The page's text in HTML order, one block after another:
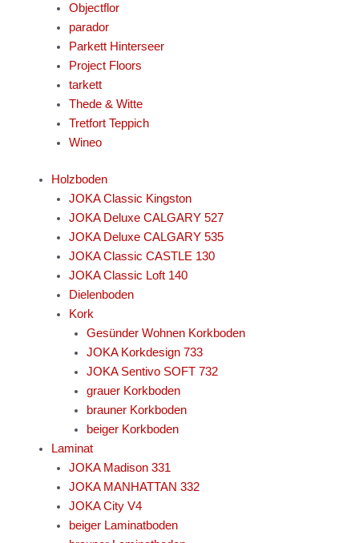
Objectflor
parador
Parkett Hinterseer
Project Floors
tarkett
Thede & Witte
Tretfort Teppich
Wineo
Holzboden
JOKA Classic Kingston
JOKA Deluxe CALGARY 527
JOKA Deluxe CALGARY 535
JOKA Classic CASTLE 130
JOKA Classic Loft 140
Dielenboden
Kork
Gesünder Wohnen Korkboden
JOKA Korkdesign 733
JOKA Sentivo SOFT 732
grauer Korkboden
brauner Korkboden
beiger Korkboden
Laminat
JOKA Madison 331
JOKA MANHATTAN 332
JOKA City V4
beiger Laminatboden